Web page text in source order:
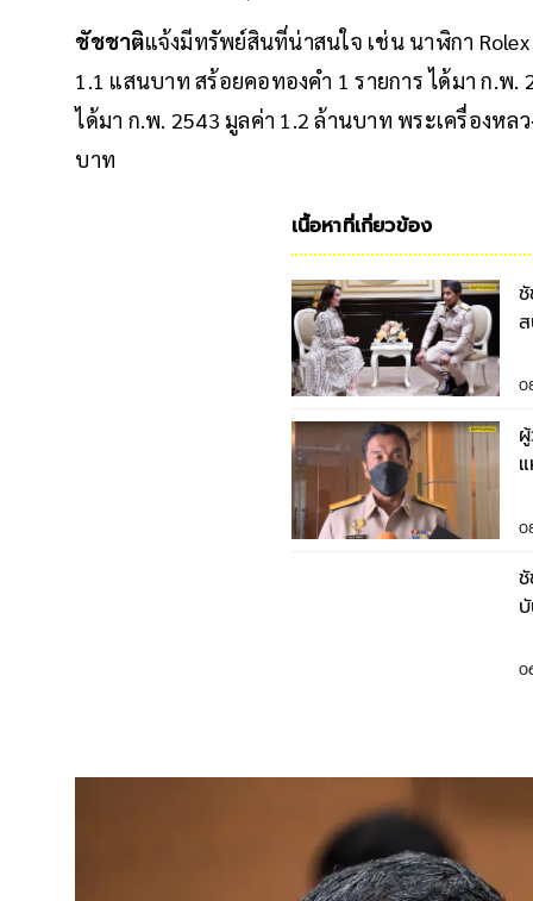
ชัชชาติแจ้งมีทรัพย์สินที่น่าสนใจ เช่น นาฬิกา
1.1 แสนบาท สร้อยคอทองคำ 1 รายการ ได้มา ก.พ
ได้มา ก.พ. 2543 มูลค่า 1.2 ล้านบาท พระเครื่องห
บาท
เนื้อหาที่เกี่ยวข้อง